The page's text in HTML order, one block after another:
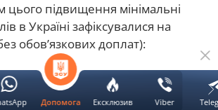
цього підвищення мінімальні
в Україні зафіксувалися на
обов’язкових доплат):
Допомога Ексклюзив Viber